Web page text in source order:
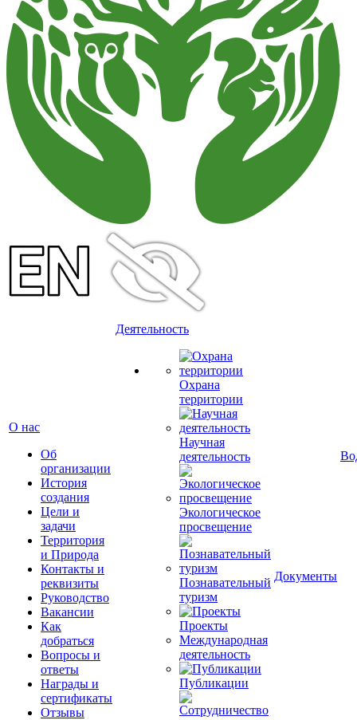
О нас
Об
организации
История
создания
Цели и
задачи
Территория
и Природа
Контакты и
реквизиты
Руководство
Вакансии
Как
добраться
Вопросы и
ответы
Награды и
сертификаты
Отзывы
Деятельность
Охрана
территории
Научная
деятельность
Экологическое
просвещение
Познавательный
туризм
Проекты
Международная
деятельность
Публикации
Документы